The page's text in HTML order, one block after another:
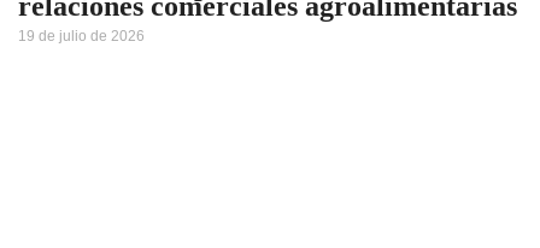
19 de julio de 2026